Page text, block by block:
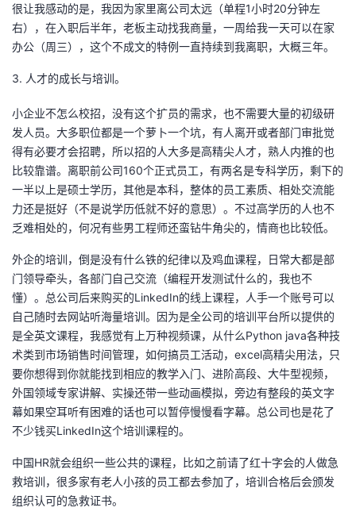
很让我感动的是，我因为家里离公司太远（单程1小时20分钟左
右），在入职后半年，老板主动找我商量，一周给我一天可以在家
办公（周三），这个不成文的特例一直持续到我离职，大概三年。
3. 人才的成长与培训。
小企业不怎么校招，没有这个扩员的需求，也不需要大量的初级研
发人员。大多职位都是一个萝卜一个坑，有人离开或者部门审批觉
得有必要才会招聘，所以招的人大多是高精尖人才，熟人内推的也
比较靠谱。离职前公司160个正式员工，有两名是专科学历，剩下的
一半以上是硕士学历，其他是本科，整体的员工素质、相处交流能
力还是挺好（不是说学历低就不好的意思）。不过高学历的人也不
乏难相处的，何况有些男工程师还蛮钻牛角尖的，情商也比较低。
外企的培训，倒是没有什么铁的纪律以及鸡血课程，日常大都是部
门领导牵头，各部门自己交流（编程开发测试什么的，我也不
懂）。总公司后来购买的LinkedIn的线上课程，人手一个账号可以
自己随时去网站听海量培训。因为是全公司的培训平台所以提供的
是全英文课程，我感觉有上万种视频课，从什么Python java各种技
术类到市场销售时间管理，如何搞员工活动，excel高精尖用法，只
要你想得到你就能找到相应的教学入门、进阶高段、大牛型视频，
外国领域专家讲解、实操还带一些动画模拟，旁边有整段的英文字
幕如果空耳听有困难的话也可以暂停慢慢看字幕。总公司也是花了
不少钱买LinkedIn这个培训课程的。
中国HR就会组织一些公共的课程，比如之前请了红十字会的人做急
救培训，很多家有老人小孩的员工都去参加了，培训合格后会颁发
组织认可的急救证书。